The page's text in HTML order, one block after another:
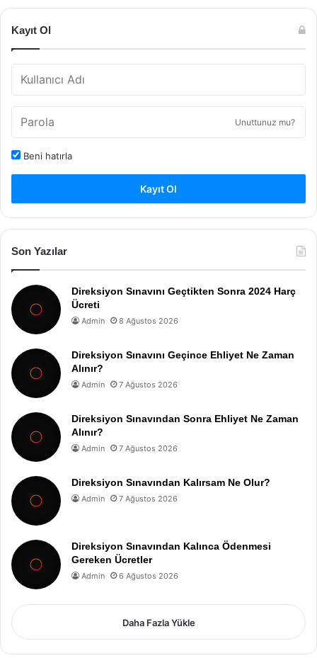
Kayıt Ol
Unuttunuz mu?
Beni hatırla
Kayıt Ol
Son Yazılar
Direksiyon Sınavını Geçtikten Sonra 2024 Harç
Ücreti
Admin 8 Ağustos 2026
Direksiyon Sınavını Geçince Ehliyet Ne Zaman
Alınır?
Admin 7 Ağustos 2026
Direksiyon Sınavından Sonra Ehliyet Ne Zaman
Alınır?
Admin 7 Ağustos 2026
Direksiyon Sınavından Kalırsam Ne Olur?
Admin 7 Ağustos 2026
Direksiyon Sınavından Kalınca Ödenmesi
Gereken Ücretler
Admin 6 Ağustos 2026
Daha Fazla Yükle